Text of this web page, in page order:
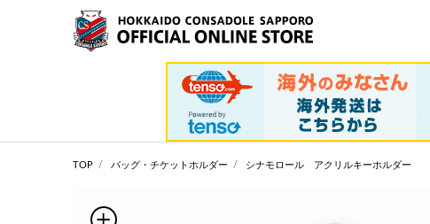
TOP バッグ・チケットホルダー シナモロール アクリルキーホルダー